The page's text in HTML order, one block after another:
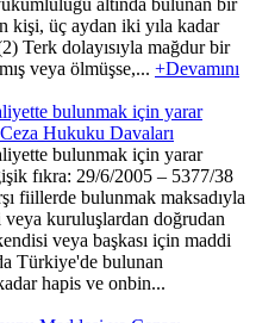
kişi, üç aydan iki yıla kadar
Terk dolayısıyla mağdur bir
veya ölmüşse,... +Devamını
bulunmak için yarar
Hukuku Davaları
bulunmak için yarar
fıkra: 29/6/2005 – 5377/38
fiillerde bulunmak maksadıyla
veya kuruluşlardan doğrudan
veya başkası için maddi
Türkiye'de bulunan
hapis ve onbin...